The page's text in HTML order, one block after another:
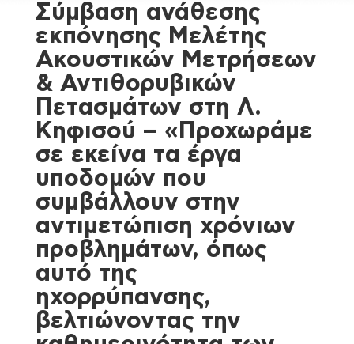
Σύμβαση ανάθεσης
εκπόνησης Μελέτης
Ακουστικών Μετρήσεων
& Αντιθορυβικών
Πετασμάτων στη Λ.
Κηφισού – «Προχωράμε
σε εκείνα τα έργα
υποδομών που
συμβάλλουν στην
αντιμετώπιση χρόνιων
προβλημάτων, όπως
αυτό της
ηχορρύπανσης,
βελτιώνοντας την